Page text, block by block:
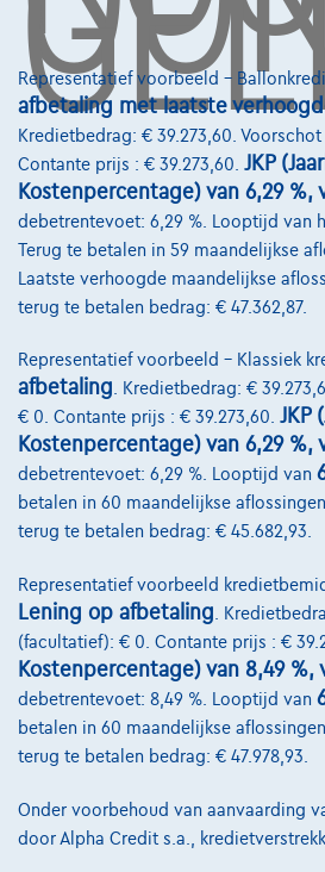
Representatief voorbeeld –
afbetaling met laatste
Kredietbedrag: € 39.273,60.
Contante prijs : € 39.273,60. JKP
Kostenpercentage) van 6,29 %,
debetrentevoet: 6,29 %. Looptijd van
Terug te betalen in 59 maandelijkse
Laatste verhoogde maandelijkse
terug te betalen bedrag: € 47.362,87.
Representatief voorbeeld – Klassiek
afbetaling. Kredietbedrag: €
€ 0. Contante prijs : € 39.273,60. JKP
Kostenpercentage) van 6,29 %,
debetrentevoet: 6,29 %. Looptijd van
betalen in 60 maandelijkse
terug te betalen bedrag: € 45.682,93.
Representatief voorbeeld
Lening op afbetaling.
(facultatief): € 0. Contante prijs : €
Kostenpercentage) van 8,49 %,
debetrentevoet: 8,49 %. Looptijd van
betalen in 60 maandelijkse
terug te betalen bedrag: € 47.978,93.
Onder voorbehoud van aanvaarding
door Alpha Credit s.a.,
1000 Brussel, BTW BE 0445.781.316,
Lease en persoonlijke lease
Over Ons
Word klant
Wie zijn we
Kwaliteitscharter
Onze dealers
Onze partners
Onze team
Contact
Algemene Voorwaarden
Bijstandsvoorwaarden
Privacyverklaring
Cookiebeleid
Site Map